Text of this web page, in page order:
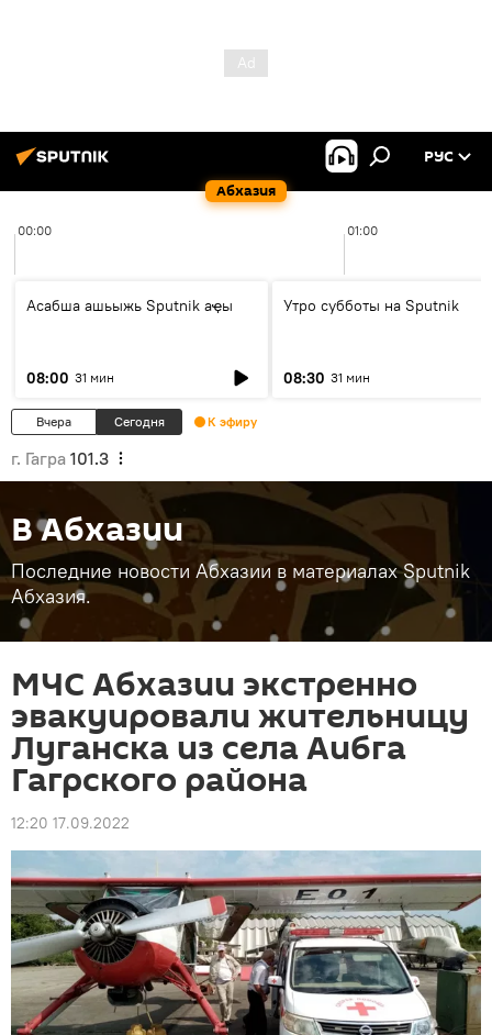
Абхазия
РУС
00:00 01:00
Асабша ашьыжь Sputnik аҿы
08:00 31 мин
Утро субботы на Sputnik
08:30 31 мин
Вчера Сегодня К эфиру
г. Гагра 101.3
В Абхазии
Последние новости Абхазии в материалах Sputnik
Абхазия.
МЧС Абхазии экстренно
эвакуировали жительницу
Луганска из села Аибга
Гагрского района
12:20 17.09.2022